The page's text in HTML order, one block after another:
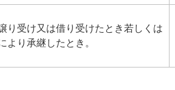
り受け又は借り受けたとき若しくは
より承継したとき。